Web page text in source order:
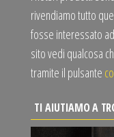
rivendiamo tutto
fosse interessato
sito vedi qualcosa
tramite il pulsante
TI AIUTIAMO A